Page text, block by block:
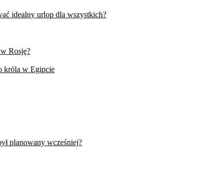
idealny urlop dla wszystkich?
Rosję?
króla w Egipcie
planowany wcześniej?